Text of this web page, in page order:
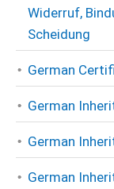
Widerruf,
Scheidung
German
German
German
German